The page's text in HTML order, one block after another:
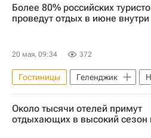
Коммерческая недвижимость
Более 80% российских
проведут отдых в июне
20 мая, 09:34 372
Гостиницы Геленджик
Республика Крым
Отели
Коммерческая недвижимость
Около тысячи отелей примут
отдыхающих в высокий